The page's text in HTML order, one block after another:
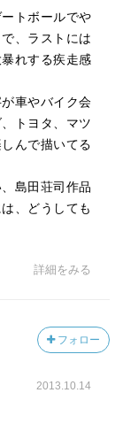
この筆力は只
車好き、特に
のは「青い稲
んと描かれて
本を読まない
トボールでや
、ラストには
れする疾走感
車やバイク会
トヨタ、マツ
んで描いてる
島田荘司作品
、どうしても
詳細をみる
フォロー
2013.10.14